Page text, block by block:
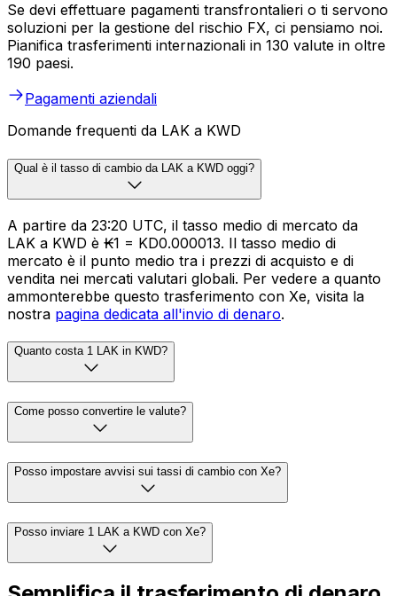
Se devi effettuare pagamenti transfrontalieri o ti servono
soluzioni per la gestione del rischio FX, ci pensiamo noi.
Pianifica trasferimenti internazionali in 130 valute in oltre
190 paesi.
Pagamenti aziendali
Domande frequenti da LAK a KWD
Qual è il tasso di cambio da LAK a KWD oggi?
A partire da 23:20 UTC, il tasso medio di mercato da
LAK a KWD è ₭1 = KD0.000013. Il tasso medio di
mercato è il punto medio tra i prezzi di acquisto e di
vendita nei mercati valutari globali. Per vedere a quanto
ammonterebbe questo trasferimento con Xe, visita la
nostra pagina dedicata all'invio di denaro.
Quanto costa 1 LAK in KWD?
Come posso convertire le valute?
Posso impostare avvisi sui tassi di cambio con Xe?
Posso inviare 1 LAK a KWD con Xe?